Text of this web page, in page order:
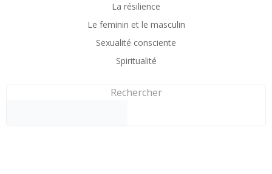
La résilience
Le feminin et le masculin
Sexualité consciente
Spiritualité
Rechercher